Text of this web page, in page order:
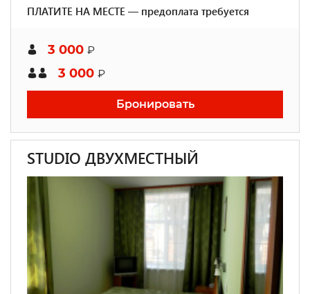
ПЛАТИТЕ НА МЕСТЕ — предоплата требуется
3 000 ₽
3 000 ₽
Бронировать
STUDIO ДВУХМЕСТНЫЙ